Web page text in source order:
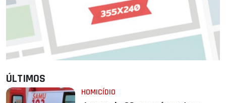
ÚLTIMOS
HOMICÍDIO